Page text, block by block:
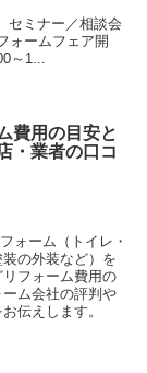
セミナー／相談会
ォームフェア開
1...
費用の目安と
・業者の口コ
ォーム（トイレ・
の外装など）を
フォーム費用の
ム会社の評判や
伝えします。